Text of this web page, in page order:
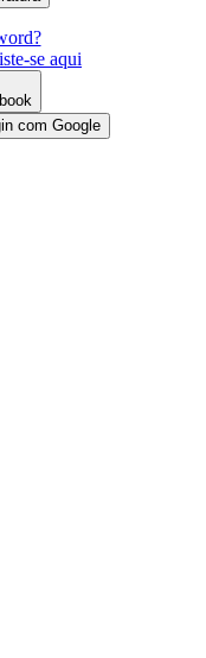
se aqui
com Google